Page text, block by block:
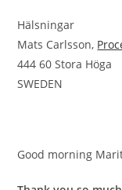
Hälsningar
Mats Carlsson,
444 60 Stora Höga
SWEDEN
Good morning